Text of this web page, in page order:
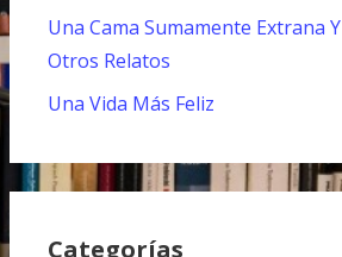
Una Cama Sumamente Extrana Y
Otros Relatos
Una Vida Más Feliz
Categorías